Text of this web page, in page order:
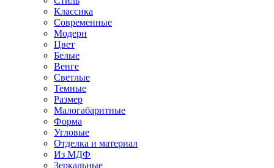
Классика
Современные
Модерн
Цвет
Белые
Венге
Светлые
Темные
Размер
Малогабаритные
Форма
Угловые
Отделка и материал
Из МДФ
Зеркальные